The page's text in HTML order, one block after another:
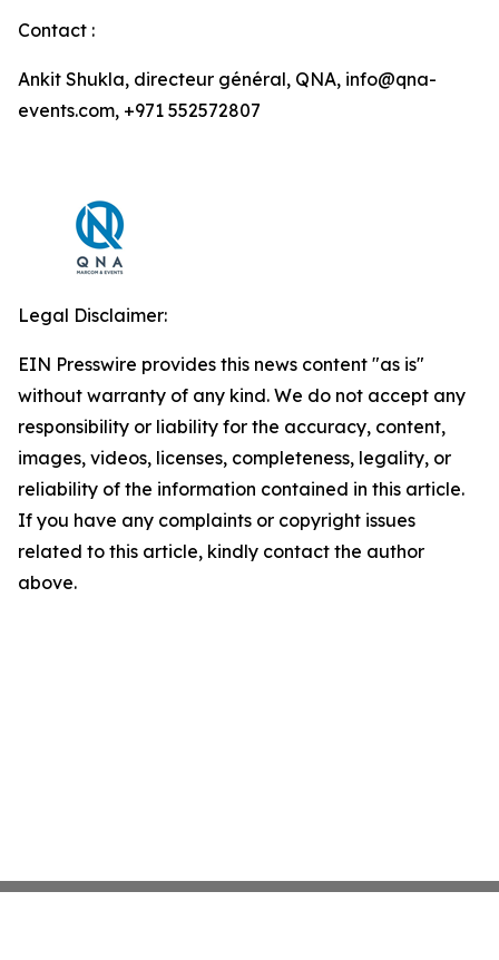
Contact :
Ankit Shukla, directeur général, QNA, info@qna-
events.com, +971 552572807
Legal Disclaimer:
EIN Presswire provides this news content "as is"
without warranty of any kind. We do not accept any
responsibility or liability for the accuracy, content,
images, videos, licenses, completeness, legality, or
reliability of the information contained in this article.
If you have any complaints or copyright issues
related to this article, kindly contact the author
above.